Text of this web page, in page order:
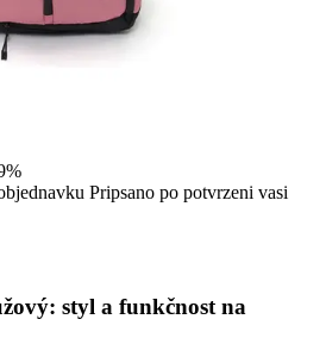
Pripsano po potvrzeni vasi
styl a funkčnost na